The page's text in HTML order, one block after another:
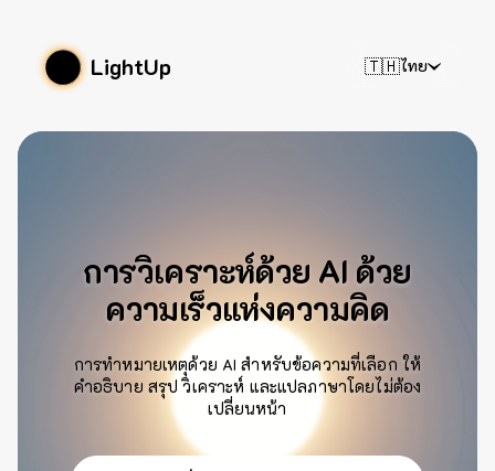
LightUp 🇹🇭ไทย
การวิเคราะห์ด้วย AI ด้วย
ความเร็วแห่งความคิด
การทำหมายเหตุด้วย AI สำหรับข้อความที่เลือก ให้
คำอธิบาย สรุป วิเคราะห์ และแปลภาษาโดยไม่ต้อง
เปลี่ยนหน้า